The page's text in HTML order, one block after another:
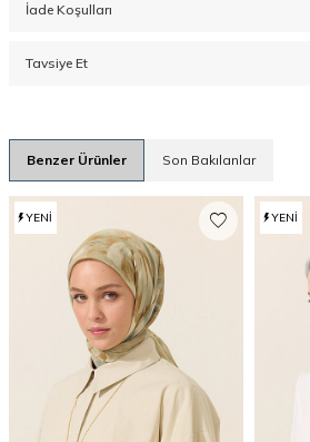
İade Koşulları
Tavsiye Et
Benzer Ürünler Son Bakılanlar
YENI YENI